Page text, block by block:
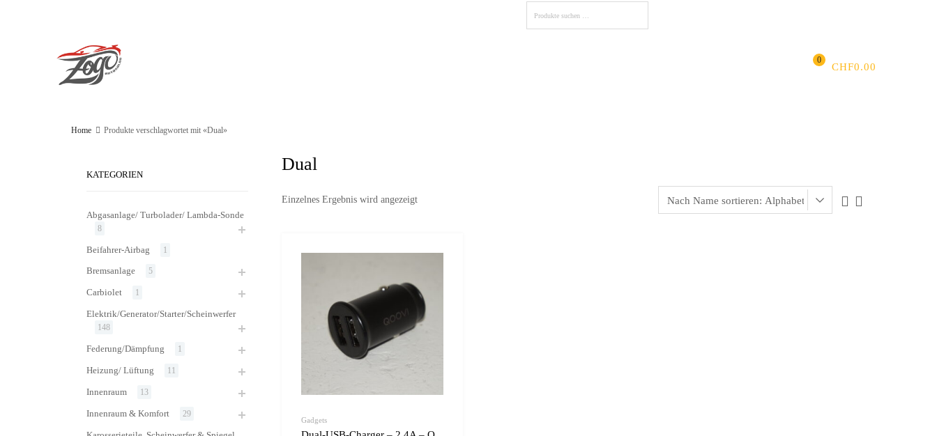
CHF0.00
0
Home Produkte verschlagwortet mit «Dual»
Dual
Einzelnes Ergebnis wird angezeigt
Gadgets
KATEGORIEN
Abgasanlage/ Turbolader/ Lambda-Sonde
8
Beifahrer-Airbag 1
Bremsanlage 5
Carbiolet 1
Elektrik/Generator/Starter/Scheinwerfer
148
Federung/Dämpfung 1
Heizung/ Lüftung 11
Innenraum 13
Innenraum & Komfort 29